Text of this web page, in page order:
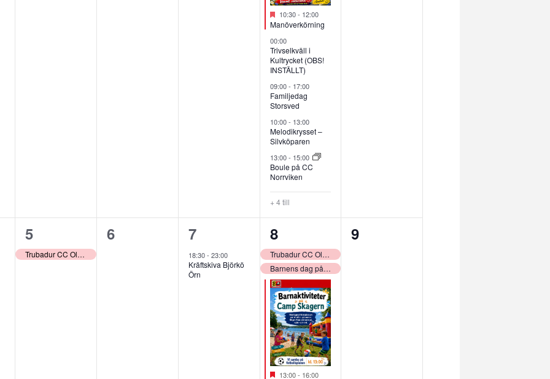
Utvalt
10:30- 12:00
Manöverkörning
00:00
Trivselkväll i
Kultrycket (OBS!
INSTÄLLT)
09:00- 17:00
Familjedag
Storsved
10:00- 13:00
Melodikrysset –
Silvköparen
13:00- 15:00
Boule på CC
Norrviken
+ 4 till
1
evenemang,
5
Trubadur CC Olofsbo
0
evenemang,
6
1
evenemang,
7
18:30- 23:00
Kräftskiva Björkö
Örn
10
evenemang,
8
Trubadur CC Olofsbo
Barnens dag på Hökensås!
Utvalt
13:00- 16:00
0
9